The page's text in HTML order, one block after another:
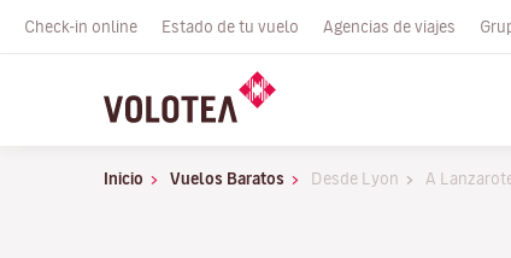
Check-in online Estado de tu vuelo Agencias de viajes
Inicio Vuelos Baratos Desde Lyon A